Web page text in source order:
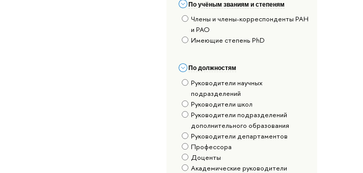
По учёным званиям и степеням
Члены и члены-корреспонденты РАН
и РАО
Имеющие степень PhD
По должностям
Руководители научных
подразделений
Руководители школ
Руководители подразделений
дополнительного образования
Руководители департаментов
Профессора
Доценты
Академические руководители